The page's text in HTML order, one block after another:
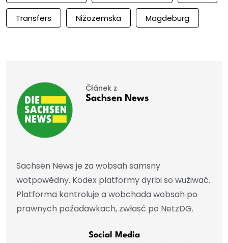
Transfers Nižozemska Magdeburg
Čłánek z
Sachsen News
Sachsen News je za wobsah samsny
wotpowědny. Kodex platformy dyrbi so wužiwać.
Platforma kontroluje a wobchada wobsah po
prawnych požadawkach, zwłasć po NetzDG.
Social Media